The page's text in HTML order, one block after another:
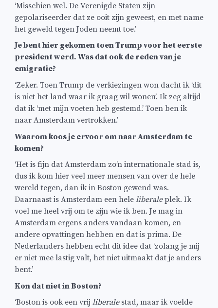
‘Misschien wel. De Verenigde Staten zijn
gepolariseerder dat ze ooit zijn geweest, en met name
het geweld tegen Joden neemt toe.’
Je bent hier gekomen toen Trump voor het eerste
president werd. Was dat ook de reden van je
emigratie?
‘Zeker. Toen Trump de verkiezingen won dacht ik ‘dit
is niet het land waar ik graag wil wonen’. Ik zeg altijd
dat ik ‘met mijn voeten heb gestemd.’ Toen ben ik
naar Amsterdam vertrokken.’
Waarom koos je ervoor om naar Amsterdam te
komen?
‘Het is fijn dat Amsterdam zo’n internationale stad is,
dus ik kom hier veel meer mensen van over de hele
wereld tegen, dan ik in Boston gewend was.
Daarnaast is Amsterdam een hele liberaleplek. Ik
voel me heel vrij om te zijn wie ik ben. Je mag in
Amsterdam ergens anders vandaan komen, en
andere opvattingen hebben en dat is prima. De
Nederlanders hebben echt dit idee dat ‘zolang je mij
er niet mee lastig valt, het niet uitmaakt dat je anders
bent.’
Kon dat niet in Boston?
‘Boston is ook een vrij liberalestad, maar ik voelde